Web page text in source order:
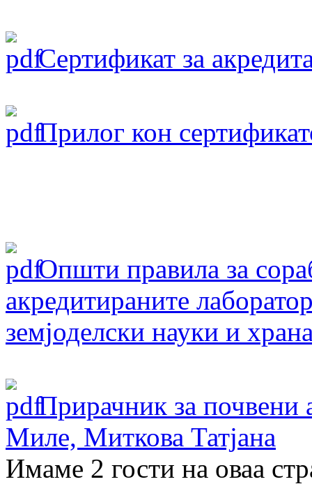
Сертификат за
Прилог кон
Oпшти правила за
акредитираните
земјоделски науки и
Прирачник за почвени
Миле, Миткова Татјана
Имаме 2 гости на оваа